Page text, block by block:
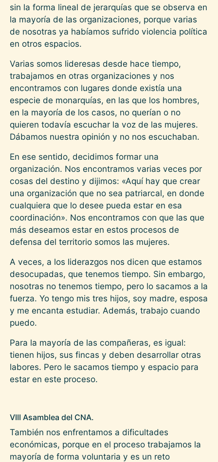
sin la forma lineal de jerarquías que se observa en
la mayoría de las organizaciones, porque varias
de nosotras ya habíamos sufrido violencia política
en otros espacios.
Varias somos lideresas desde hace tiempo,
trabajamos en otras organizaciones y nos
encontramos con lugares donde existía una
especie de monarquías, en las que los hombres,
en la mayoría de los casos, no querían o no
quieren todavía escuchar la voz de las mujeres.
Dábamos nuestra opinión y no nos escuchaban.
En ese sentido, decidimos formar una
organización. Nos encontramos varias veces por
cosas del destino y dijimos: «Aquí hay que crear
una organización que no sea patriarcal, en donde
cualquiera que lo desee pueda estar en esa
coordinación». Nos encontramos con que las que
más deseamos estar en estos procesos de
defensa del territorio somos las mujeres.
A veces, a los liderazgos nos dicen que estamos
desocupadas, que tenemos tiempo. Sin embargo,
nosotras no tenemos tiempo, pero lo sacamos a la
fuerza. Yo tengo mis tres hijos, soy madre, esposa
y me encanta estudiar. Además, trabajo cuando
puedo.
Para la mayoría de las compañeras, es igual:
tienen hijos, sus fincas y deben desarrollar otras
labores. Pero le sacamos tiempo y espacio para
estar en este proceso.
VIII Asamblea del CNA.
También nos enfrentamos a dificultades
económicas, porque en el proceso trabajamos la
mayoría de forma voluntaria y es un reto